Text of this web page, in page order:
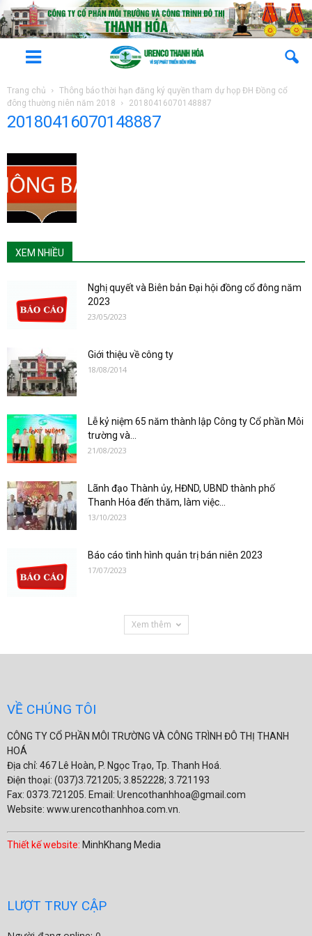
Trang chủ
Thông báo thời hạn đăng ký quyền tham dự họp ĐH Đồng cổ
đông thường niên năm 2018
20180416070148887
20180416070148887
XEM NHIỀU
Nghị quyết và Biên bản Đại hội đồng cổ đông năm
2023
23/05/2023
Giới thiệu về công ty
18/08/2014
Lễ kỷ niệm 65 năm thành lập Công ty Cổ phần Môi
trường và...
21/08/2023
Lãnh đạo Thành ủy, HĐND, UBND thành phố
Thanh Hóa đến thăm, làm việc...
13/10/2023
Báo cáo tình hình quản trị bán niên 2023
17/07/2023
Xem thêm
VỀ CHÚNG TÔI
CÔNG TY CỔ PHẦN MÔI TRƯỜNG VÀ CÔNG TRÌNH ĐÔ THỊ THANH
HOÁ
Địa chỉ: 467 Lê Hoàn, P. Ngọc Trạo, Tp. Thanh Hoá.
Điện thoại: (037)3.721205; 3.852228; 3.721193
Fax: 0373.721205. Email: Urencothanhhoa@gmail.com
Website: www.urencothanhhoa.com.vn.
Thiết kế website: MinhKhang Media
LƯỢT TRUY CẬP